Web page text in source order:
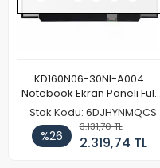
KD160N06-30NI-A004
Notebook Ekran Paneli Full
HD
Stok Kodu: 6DJHYNMQCS
%26
3.131,70 TL
2.319,74 TL